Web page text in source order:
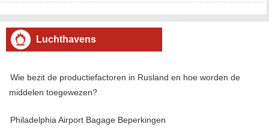
Luchthavens
Wie bezit de productiefactoren in Rusland en hoe worden de
middelen toegewezen?
Philadelphia Airport Bagage Beperkingen